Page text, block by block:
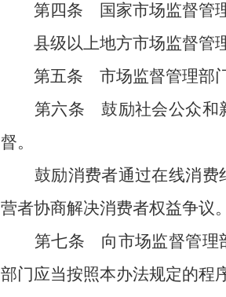
第四条
国家市场监督管
县级以上地方市场监督管理
第五条 市场监督管理部
第六条鼓励社会公众和
督。
鼓励消费者通过在线消费纠
营者协商解决消费者权益争议。
第七条 向市场监督管理
部门应当按照本办法规定的程